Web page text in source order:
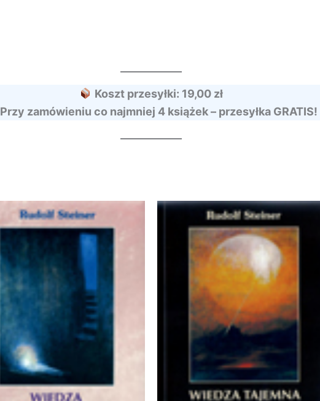
Koszt przesyłki: 19,00 zł
Przy zamówieniu co najmniej 4 książek – przesyłka GRATIS!